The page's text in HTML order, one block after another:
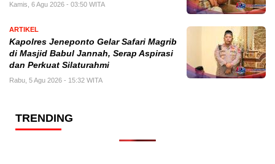
Kamis, 6 Agu 2026 - 03:50 WITA
ARTIKEL
Kapolres Jeneponto Gelar Safari Magrib
di Masjid Babul Jannah, Serap Aspirasi
dan Perkuat Silaturahmi
Rabu, 5 Agu 2026 - 15:32 WITA
TRENDING